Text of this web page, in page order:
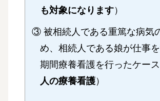
も対象になります）
③ 被相続人である重篤な病気
め、相続人である娘が仕事
期間療養看護を行ったケー
人の療養看護）